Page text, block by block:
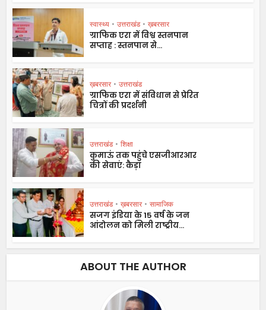
स्वास्थ्य • उत्तराखंड • ख़बरसार
ग्राफिक एरा में विश्व स्तनपान
सप्ताह : स्तनपान से...
ख़बरसार • उत्तराखंड
ग्राफिक एरा में संविधान से प्रेरित
चित्रों की प्रदर्शनी
उत्तराखंड • शिक्षा
कुमाऊं तक पहुंचे एसजीआरआर
की सेवाएं: कैड़ा
उत्तराखंड • ख़बरसार • सामाजिक
सजग इंडिया के 15 वर्ष के जन
आंदोलन को मिली राष्ट्रीय...
ABOUT THE AUTHOR